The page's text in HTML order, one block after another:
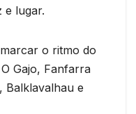
e lugar.
o ritmo do
Gajo, Fanfarra
Balklavalhau e